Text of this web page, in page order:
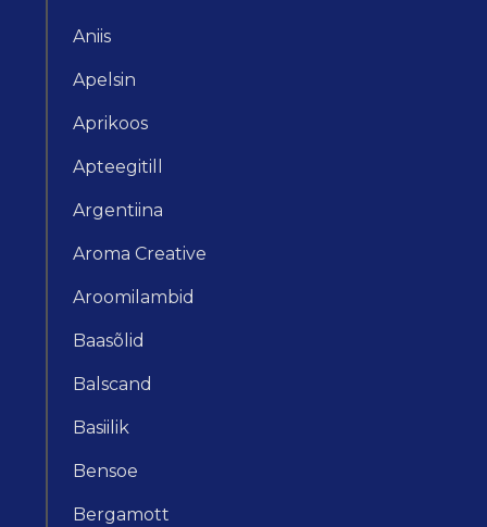
Aniis
Apelsin
Aprikoos
Apteegitill
Argentiina
Aroma Creative
Aroomilambid
Baasõlid
Balscand
Basiilik
Bensoe
Bergamott